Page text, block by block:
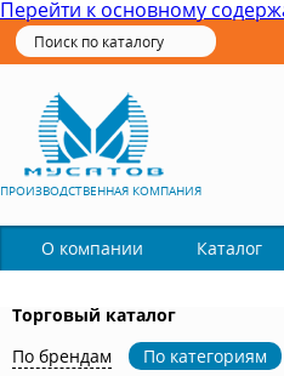
Перейти к основному
ПРОИЗВОДСТВЕННАЯ КОМПАНИЯ
О компании Каталог
Торговый каталог
По брендам
По категориям